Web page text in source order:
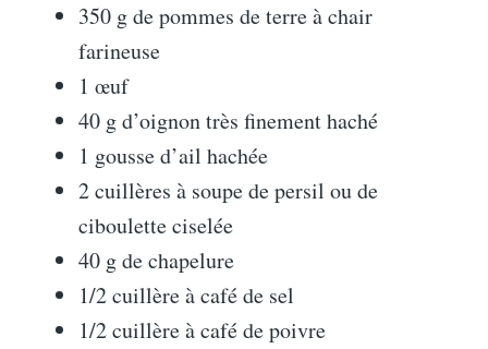
350 g de pommes de terre à chair
farineuse
1 œuf
40 g d’oignon très finement haché
1 gousse d’ail hachée
2 cuillères à soupe de persil ou de
ciboulette ciselée
40 g de chapelure
1/2 cuillère à café de sel
1/2 cuillère à café de poivre